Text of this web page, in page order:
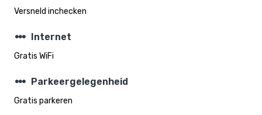
Versneld inchecken
steppers Internet
Gratis WiFi
steppers Parkeergelegenheid
Gratis parkeren